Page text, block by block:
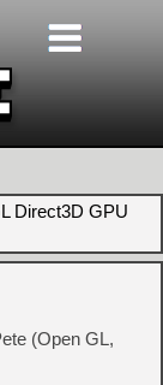
Direct3D GPU
(Open GL,